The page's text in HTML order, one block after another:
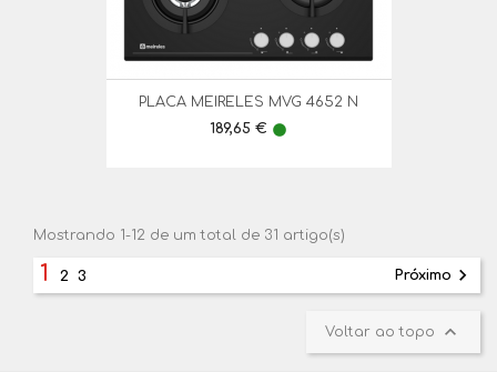
PLACA MEIRELES MVG 4652 N
Preço
189,65 € lens
Mostrando 1-12 de um total de 31 artigo(s)
1 2 3 Próximo 
Voltar ao topo 